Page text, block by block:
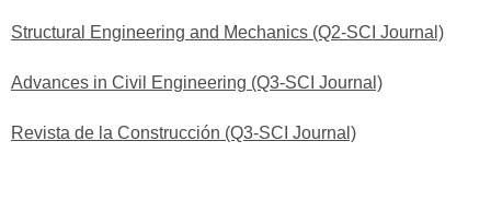
Structural Engineering and Mechanics (Q2-SCI Journal)
Advances in Civil Engineering (Q3-SCI Journal)
Revista de la Construcción (Q3-SCI Journal)